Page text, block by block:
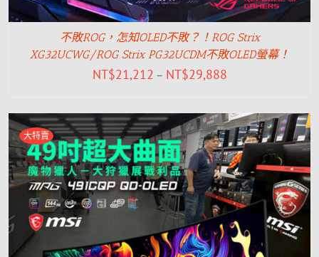
不敗ROG，怎知OLED不敗？！ROG Strix
XG32UCWG/ROG Strix PG32UCDM不敗OLED螢幕！
NT$21,212 – NT$29,888
大特賣